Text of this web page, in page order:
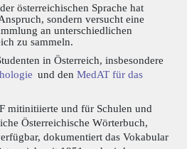
österreichischen Sprache hat
sondern versucht eine
an unterschiedlichen
zu sammeln.
in Österreich, insbesondere
und den MedAT für das
mitinitiierte und für Schulen und
Österreichische Wörterbuch,
dokumentiert das Vokabular